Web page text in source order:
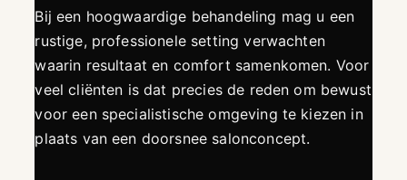
Bij een hoogwaardige behandeling mag u een
rustige, professionele setting verwachten
waarin resultaat en comfort samenkomen. Voor
veel cliënten is dat precies de reden om bewust
voor een specialistische omgeving te kiezen in
plaats van een doorsnee salonconcept.